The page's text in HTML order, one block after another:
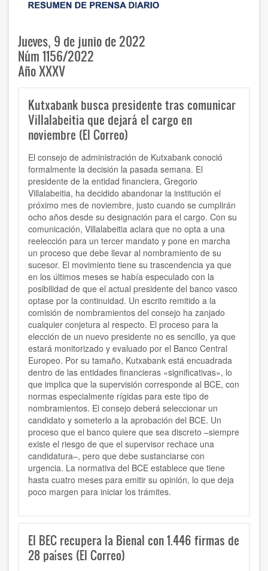
Jueves, 9 de junio de 2022
Núm 1156/2022
Año XXXV
Kutxabank busca presidente tras comunicar
Villalabeitia que dejará el cargo en
noviembre (El Correo)
El consejo de administración de Kutxabank conoció
formalmente la decisión la pasada semana. El
presidente de la entidad financiera, Gregorio
Villalabeitia, ha decidido abandonar la institución el
próximo mes de noviembre, justo cuando se cumplirán
ocho años desde su designación para el cargo. Con su
comunicación, Villalabeitia aclara que no opta a una
reelección para un tercer mandato y pone en marcha
un proceso que debe llevar al nombramiento de su
sucesor. El movimiento tiene su trascendencia ya que
en los últimos meses se había especulado con la
posibilidad de que el actual presidente del banco vasco
optase por la continuidad. Un escrito remitido a la
comisión de nombramientos del consejo ha zanjado
cualquier conjetura al respecto. El proceso para la
elección de un nuevo presidente no es sencillo, ya que
estará monitorizado y evaluado por el Banco Central
Europeo. Por su tamaño, Kutxabank está encuadrada
dentro de las entidades financieras «significativas», lo
que implica que la supervisión corresponde al BCE, con
normas especialmente rígidas para este tipo de
nombramientos. El consejo deberá seleccionar un
candidato y someterlo a la aprobación del BCE. Un
proceso que el banco quiere que sea discreto –siempre
existe el riesgo de que el supervisor rechace una
candidatura–, pero que debe sustanciarse con
urgencia. La normativa del BCE establece que tiene
hasta cuatro meses para emitir su opinión, lo que deja
poco margen para iniciar los trámites.
El BEC recupera la Bienal con 1.446 firmas de
28 países (El Correo)